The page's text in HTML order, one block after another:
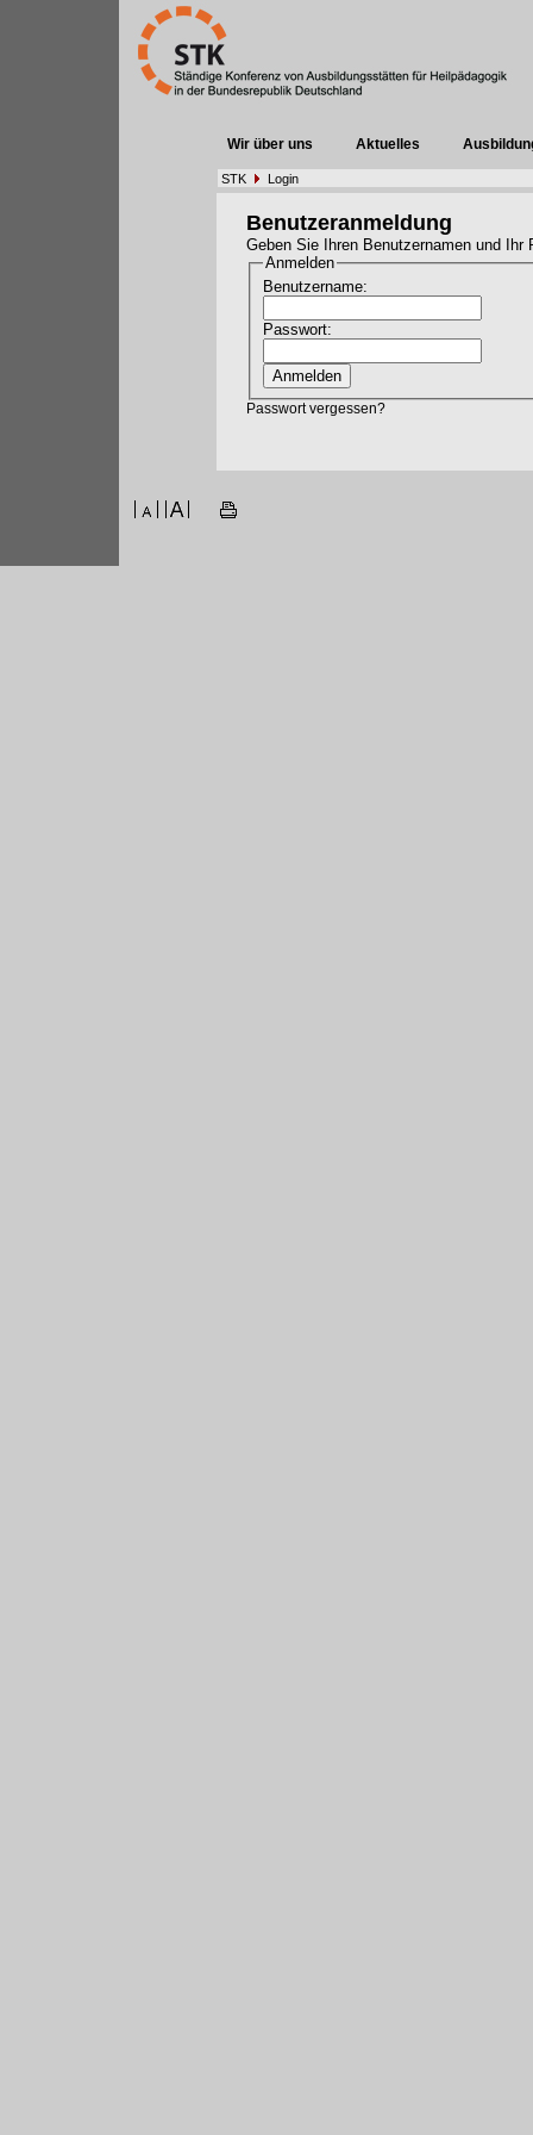
Wir über uns Aktuelles
STK Login
Benutzeranmeldung
Geben Sie Ihren Benutzernamen und
Anmelden
Benutzername:
Passwort:
Passwort vergessen?